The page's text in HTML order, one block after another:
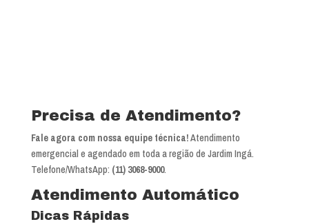
Precisa de Atendimento?
Fale agora com nossa equipe técnica!Atendimento
emergencial e agendado em toda a região de Jardim Ingá.
Telefone/WhatsApp: (11) 3068-9000.
Atendimento Automático
Dicas Rápidas